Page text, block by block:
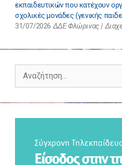
εκπαιδευτικών που κατέχουν
σχολικές μονάδες (γενικής
31/07/2026 ΔΔΕ Φλώρινας |
για: